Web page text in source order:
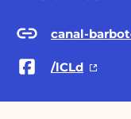
canal-
/lCLd